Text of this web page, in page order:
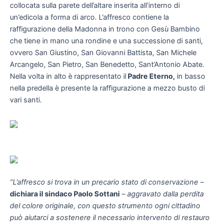
collocata sulla parete dell’altare inserita all’interno di
un’edicola a forma di arco. L’affresco contiene la
raffigurazione della Madonna in trono con Gesù Bambino
che tiene in mano una rondine e una successione di santi,
ovvero San Giustino, San Giovanni Battista, San Michele
Arcangelo, San Pietro, San Benedetto, Sant’Antonio Abate.
Nella volta in alto è rappresentato il Padre Eterno, in basso
nella predella è presente la raffigurazione a mezzo busto di
vari santi.
“L’affresco si trova in un precario stato di conservazione –
dichiara il sindaco Paolo Sottani –aggravato dalla perdita
del colore originale, con questo strumento ogni cittadino
può aiutarci a sostenere il necessario intervento di restauro